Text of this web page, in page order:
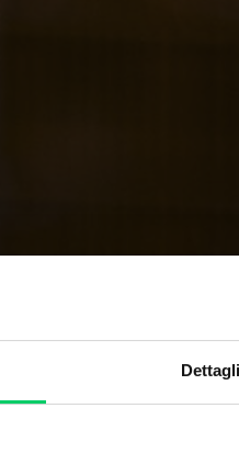
Dettagli